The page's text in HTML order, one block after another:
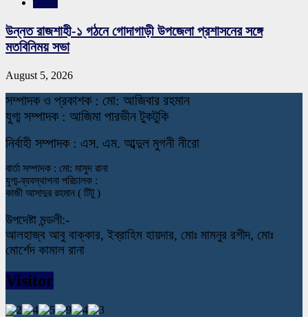
উন্নত রাজশাহী-১ গঠনে গোদাগাড়ী উপজেলা প্রশাসনের সঙ্গে
মতবিনিময় সভা
August 5, 2026
সম্পাদক ও প্রকাশক : মো: আজিবার রহমান
যুগ্ম সম্পাদক : আজিমা পারভীন টুকটুকি
নির্বাহী সম্পাদক : এস. এম. আব্দুল মুগনী নীরো
বার্তা সম্পাদক : মো: মাসুদ রানা
যুগ্ম-ব্যবস্থাপনা পরিচালক :
কাজী আসাদুর রহমান ( টিটু )
উপদেষ্টা মন্ডলী:-
আলহাজ্ব আবু বাক্কার, ইব্রাহিম হায়দার, মোঃ মামনুর রশীদ, মোঃ
মোর্শেদ কামাল রানা
Visitor